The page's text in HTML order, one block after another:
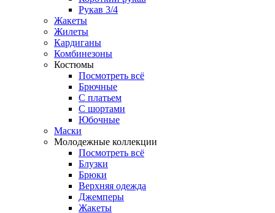
Рукав 3/4
Жакеты
Жилеты
Кардиганы
Комбинезоны
Костюмы
Посмотреть всё
Брючные
С платьем
С шортами
Юбочные
Маски
Молодежные коллекции
Посмотреть всё
Блузки
Брюки
Верхняя одежда
Джемперы
Жакеты